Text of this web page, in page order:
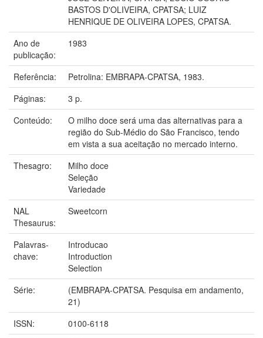
BASTOS D'OLIVEIRA, CPATSA; LUIZ
HENRIQUE DE OLIVEIRA LOPES, CPATSA.
Ano de
publicação:
1983
Referência:
Petrolina: EMBRAPA-CPATSA, 1983.
Páginas:
3 p.
Conteúdo:
O milho doce será uma das alternativas para a
região do Sub-Médio do São Francisco, tendo
em vista a sua aceitação no mercado interno.
Thesagro:
Milho doce
Seleção
Variedade
NAL
Thesaurus:
Sweetcorn
Palavras-
chave:
Introducao
Introduction
Selection
Série:
(EMBRAPA-CPATSA. Pesquisa em andamento,
21)
ISSN:
0100-6118